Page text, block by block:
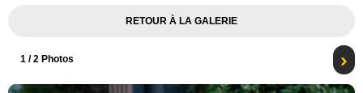
RETOUR À LA GALERIE
1 / 2 Photos